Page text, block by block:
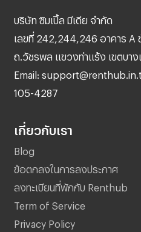
บริษัท ซิมเปิ้ล มีเดีย จำกัด
เลขที่ 242,244,246 อาคาร A
ถ.วัชรพล แขวงท่าแร้ง เขตบาง
Email:
105-4287
เกี่ยวกับเรา
Blog
ข้อตกลงในการลงประกาศ
ลงทะเบียนที่พักกับ Renthub
Term of Service
Privacy Policy